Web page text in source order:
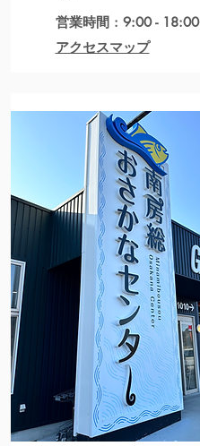
営業時間 : 9:00 - 18:00
アクセスマップ